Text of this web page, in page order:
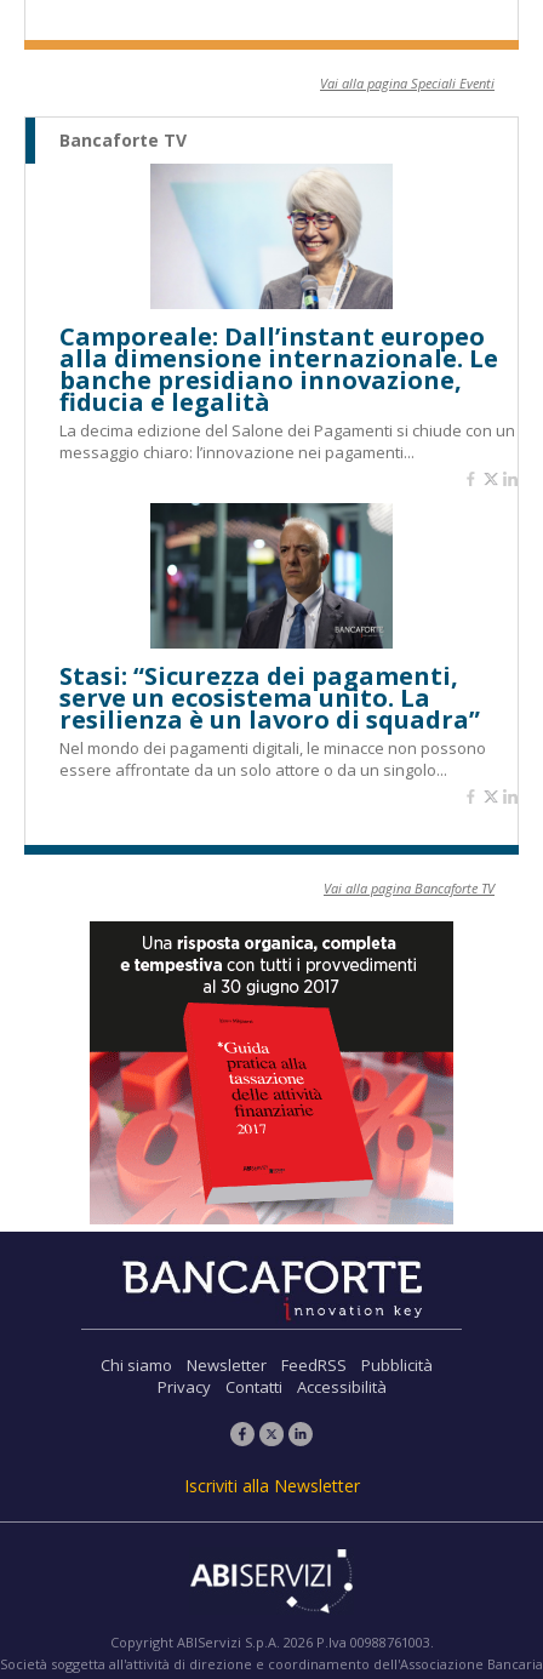
Vai alla pagina Speciali Eventi
Bancaforte TV
Camporeale: Dall’instant europeo
alla dimensione internazionale. Le
banche presidiano innovazione,
fiducia e legalità
La decima edizione del Salone dei Pagamenti si chiude con un
messaggio chiaro: l’innovazione nei pagamenti...
Stasi: “Sicurezza dei pagamenti,
serve un ecosistema unito. La
resilienza è un lavoro di squadra”
Nel mondo dei pagamenti digitali, le minacce non possono
essere affrontate da un solo attore o da un singolo...
Vai alla pagina Bancaforte TV
Chi siamo Newsletter FeedRSS
Pubblicità
Privacy
Contatti Accessibilità
Iscriviti alla Newsletter
Copyright ABIServizi S.p.A. 2026 P.Iva 00988761003.
Società soggetta all'attività di direzione e coordinamento dell'Associazione Bancaria